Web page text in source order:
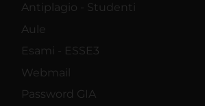
Antiplagio - Studenti
Aule
Esami - ESSE3
Webmail
Password GIA